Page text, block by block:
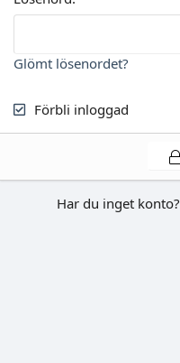
Glömt lösenordet?
Förbli inloggad
Har du inget konto?